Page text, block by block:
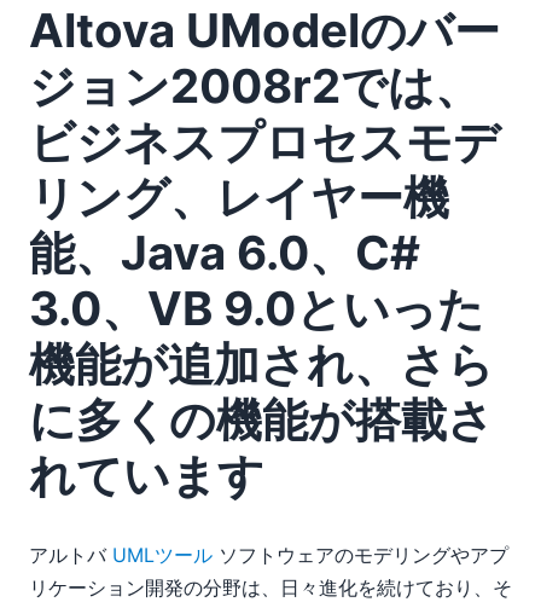
05
06
07
レドモンド・ラウンドアップ：データベースを自在に操るテ
クニック集
改善点や新機能の提案方法について
StyleVisionに関するレビュー（Blogcriticsオンラインマガ
ジン掲載）
UModelを用いたアジャイルモデリング
Altova UModelのバージョン2008r2では、ビジネスプロセ
スモデリング、レイヤー機能、Java 6.0、C# 3.0、VB 9.0
といった機能が追加され、さらに多くの機能が搭載されてい
ます
08
09
10
11
2007
Altova UModelのバー
ジョン2008r2では、
ビジネスプロセスモデ
リング、レイヤー機
能、Java 6.0、C#
3.0、VB 9.0といった
機能が追加され、さら
に多くの機能が搭載さ
れています
アルトバ UMLツール ソフトウェアのモデリングやアプ
リケーション開発の分野は、日々進化を続けており、そ